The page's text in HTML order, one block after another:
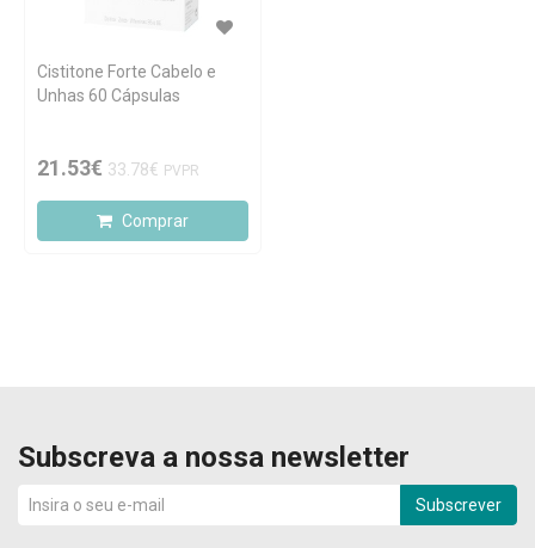
Cistitone Forte Cabelo e
Unhas 60 Cápsulas
21.53€ 33.78€ PVPR
Comprar
Subscreva a nossa newsletter
Subscrever